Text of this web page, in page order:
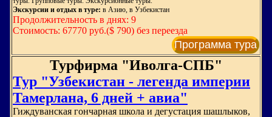
Экскурсии и отдых в туре: в Азию, в Узбекистан
Продолжительность в днях: 9
Стоимость: 67770 руб.($ 790) без переезда
Программа тура
Турфирма "Иволга-СПБ"
Тур "Узбекистан - легенда империи
Тамерлана, 6 дней + авиа"
Гиждуванская гончарная школа и дегустация шашлыков,